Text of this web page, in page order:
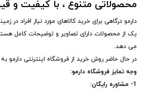
محصولاتی متنوع ، با کیفیت و
دارمو درگاهی برای خرید کالاهای مورد نیاز افراد
یک از محصولات دارای تصاویر و توضیحات کامل
می دهد.
در حال حاضر روش خرید از فروشگاه اینترنتی دارمو
وجه تمایز فروشگاه دارمو:
1- مشاوره رایگان: